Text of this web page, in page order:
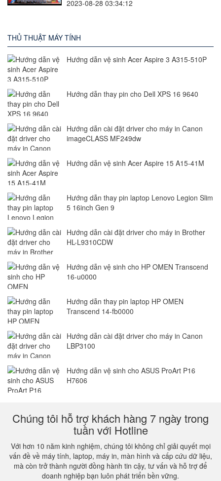
2023-08-28 03:34:12
THỦ THUẬT MÁY TÍNH
Hướng dẫn vệ sinh Acer Aspire 3 A315-510P
Hướng dẫn thay pin cho Dell XPS 16 9640
Hướng dẫn cài đặt driver cho máy in Canon
imageCLASS MF249dw
Hướng dẫn vệ sinh Acer Aspire 15 A15-41M
Hướng dẫn thay pin laptop Lenovo Legion Slim
5 16inch Gen 9
Hướng dẫn cài đặt driver cho máy in Brother
HL-L9310CDW
Hướng dẫn vệ sinh cho HP OMEN Transcend
16-u0000
Hướng dẫn thay pin laptop HP OMEN
Transcend 14-fb0000
Hướng dẫn cài đặt driver cho máy in Canon
LBP3100
Hướng dẫn vệ sinh cho ASUS ProArt P16
H7606
Chúng tôi hỗ trợ khách hàng 7 ngày trong
tuần với Hotline
Với hơn 10 năm kinh nghiệm, chúng tôi không chỉ giải quyết mọi
vấn đề về máy tính, laptop, máy in, màn hình và cấp cứu dữ liệu,
mà còn trở thành người đồng hành tin cậy, tư vấn và hỗ trợ để
doanh nghiệp bạn luôn phát triển bền vững.